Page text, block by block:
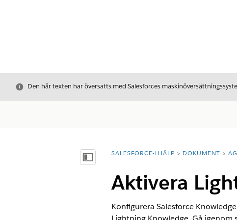
Stäng
Den här texten har översatts med Salesforces
Visa innehållsförteckning
Du är här:
SALESFORCE-HJÄLP DOKUMENT
Aktivera
Konfigurera Salesforce